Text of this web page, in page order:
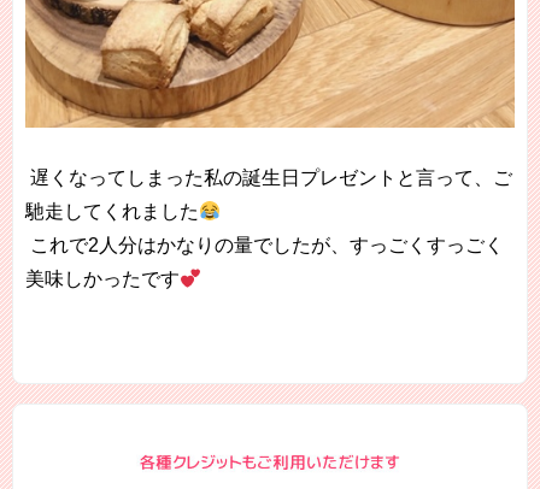
遅くなってしまった私の誕生日プレゼントと言って、ご
馳走してくれました
これで2人分はかなりの量でしたが、すっごくすっごく
美味しかったです